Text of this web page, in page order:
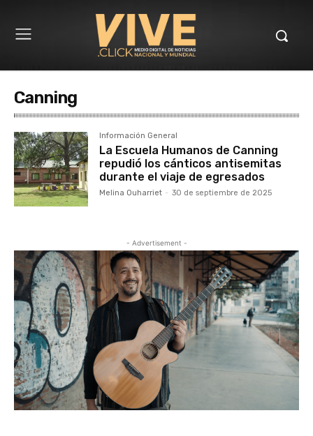
Canning
Información General
La Escuela Humanos de Canning
repudió los cánticos antisemitas
durante el viaje de egresados
Melina Ouharriet - 30 de septiembre de 2025
- Advertisement -